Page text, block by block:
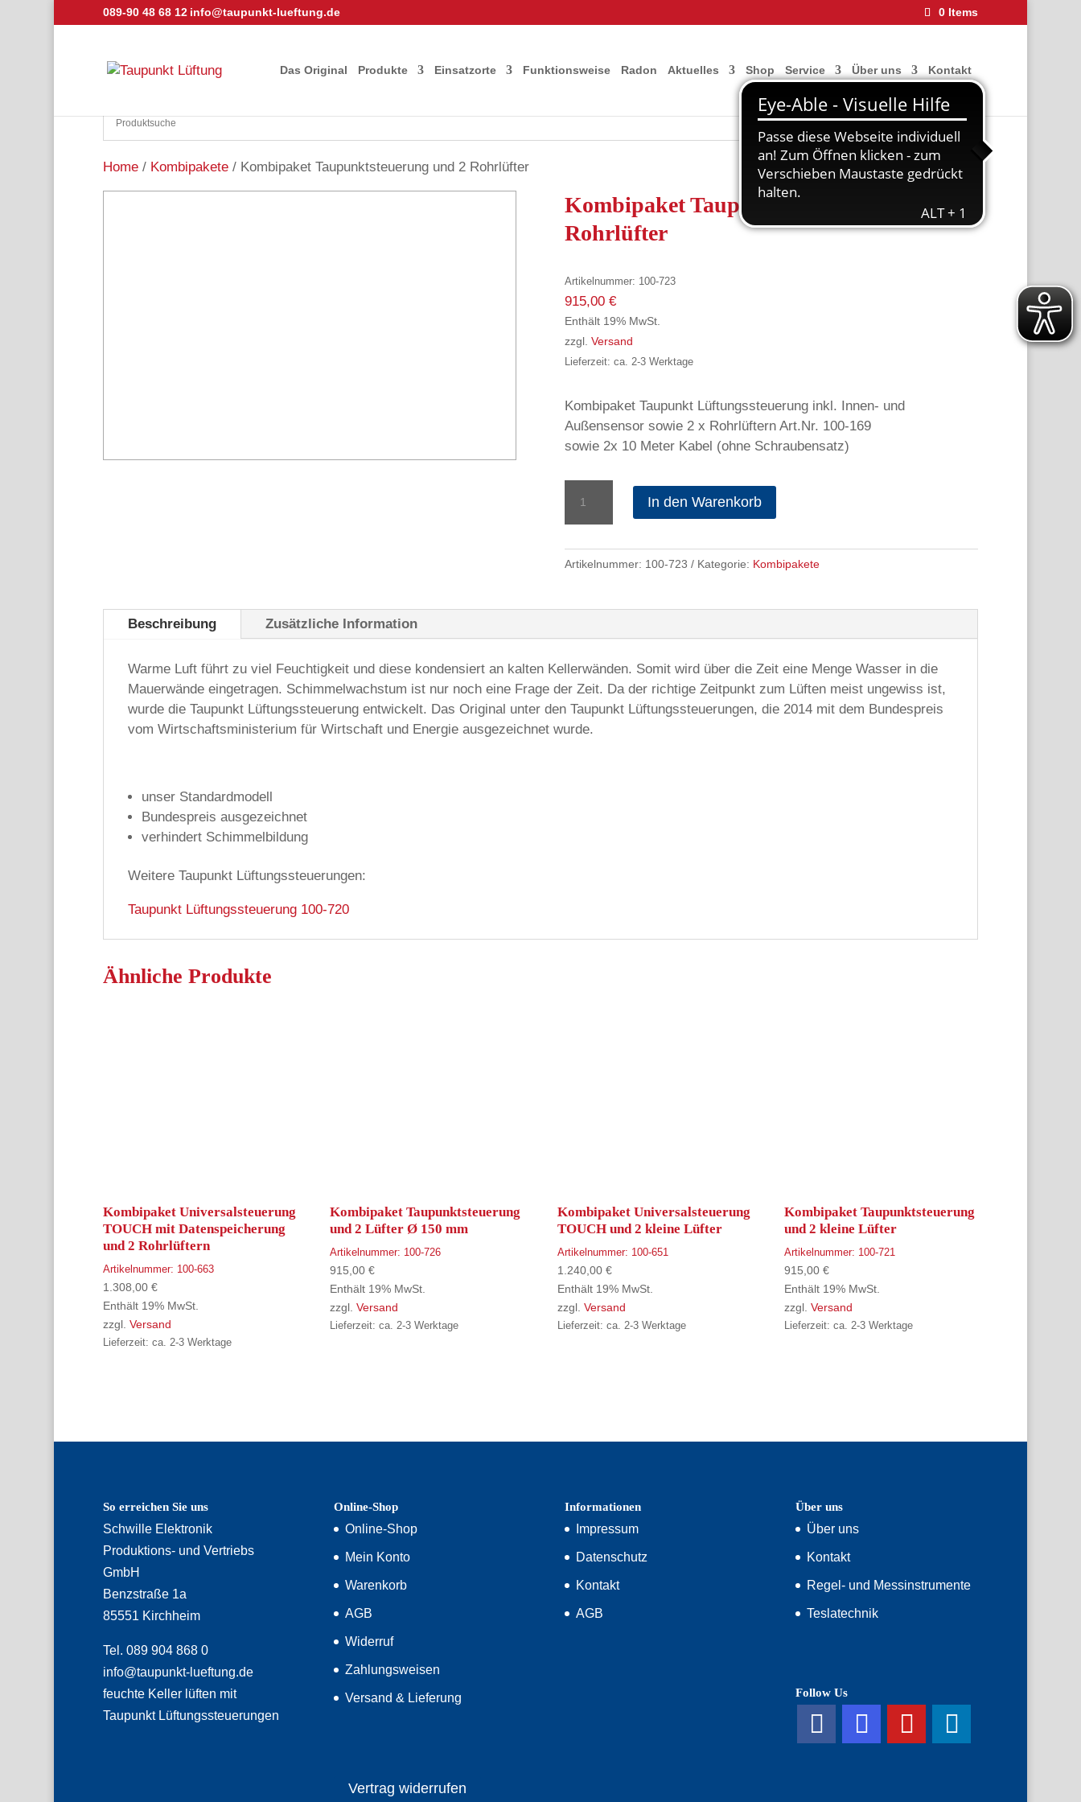
089-90 48 68 12 info@taupunkt-lueftung.de 0 Items
Das Original Produkte Einsatzorte Funktionsweise Radon Aktuelles Shop Service Über uns Kontakt
Home/ Kombipakete/ Kombipaket Taupunktsteuerung und 2 Rohrlüfter
Kombipaket Taupunktsteuerung und 2
Rohrlüfter
Artikelnummer: 100-723
915,00 €
Enthält 19% MwSt.
zzgl. Versand
Lieferzeit: ca. 2-3 Werktage
Kombipaket Taupunkt Lüftungssteuerung inkl. Innen- und
Außensensor sowie 2 x Rohrlüftern Art.Nr. 100-169
sowie 2x 10 Meter Kabel (ohne Schraubensatz)
Kombipaket
Taupunktsteuerung
und
2
Rohrlüfter
In den Warenkorb
Artikelnummer: 100-723 Kategorie: Kombipakete
Beschreibung Zusätzliche Information
Warme Luft führt zu viel Feuchtigkeit und diese kondensiert an kalten Kellerwänden. Somit wird über die Zeit eine Menge Wasser in die
Mauerwände eingetragen. Schimmelwachstum ist nur noch eine Frage der Zeit. Da der richtige Zeitpunkt zum Lüften meist ungewiss ist,
wurde die Taupunkt Lüftungssteuerung entwickelt. Das Original unter den Taupunkt Lüftungssteuerungen, die 2014 mit dem Bundespreis
vom Wirtschaftsministerium für Wirtschaft und Energie ausgezeichnet wurde.
unser Standardmodell
Bundespreis ausgezeichnet
verhindert Schimmelbildung
Weitere Taupunkt Lüftungssteuerungen:
Taupunkt Lüftungssteuerung 100-720
Ähnliche Produkte
Kombipaket Universalsteuerung
TOUCH mit Datenspeicherung
und 2 Rohrlüftern
Artikelnummer: 100-663
1.308,00 €
Enthält 19% MwSt.
zzgl. Versand
Lieferzeit: ca. 2-3 Werktage
Kombipaket Taupunktsteuerung
und 2 Lüfter Ø 150 mm
Artikelnummer: 100-726
915,00€
Enthält 19% MwSt.
zzgl.Versand
Lieferzeit: ca. 2-3 Werktage
Kombipaket Universalsteuerung
TOUCH und 2 kleine Lüfter
Artikelnummer: 100-651
1.240,00 €
Enthält 19% MwSt.
zzgl. Versand
Lieferzeit: ca. 2-3 Werktage
Kombipaket Taupunktsteuerung
und 2 kleine Lüfter
Artikelnummer: 100-721
915,00€
Enthält 19% MwSt.
zzgl.Versand
Lieferzeit: ca. 2-3 Werktage
So erreichen Sie uns
Schwille Elektronik
Produktions- und Vertriebs
GmbH
Benzstraße 1a
85551 Kirchheim
Tel. 089 904 868 0
info@taupunkt-lueftung.de
feuchte Keller lüften mit
Taupunkt Lüftungssteuerungen
Online-Shop
Online-Shop
Mein Konto
Warenkorb
AGB
Widerruf
Zahlungsweisen
Versand & Lieferung
Vertrag widerrufen
Informationen
Impressum
Datenschutz
Kontakt
AGB
Über uns
Über uns
Kontakt
Regel- und Messinstrumente
Teslatechnik
Follow Us